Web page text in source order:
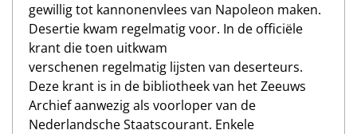
gewillig tot kannonenvlees van Napoleon maken.
Desertie kwam regelmatig voor. In de officiële
krant die toen uitkwam
verschenen regelmatig lijsten van deserteurs.
Deze krant is in de bibliotheek van het Zeeuws
Archief aanwezig als voorloper van de
Nederlandsche Staatscourant. Enkele